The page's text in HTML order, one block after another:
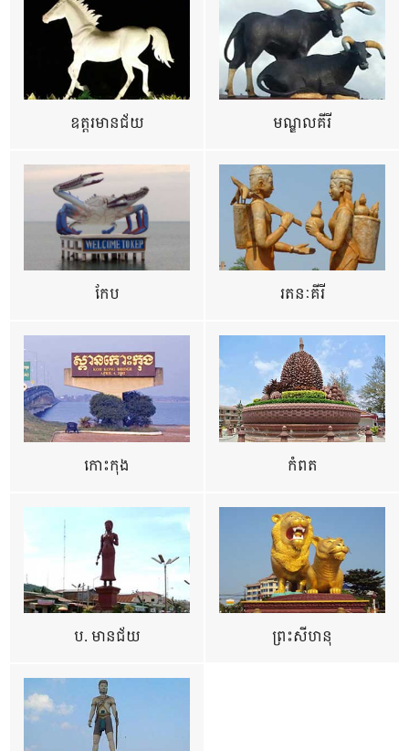
ឧត្ដរមានជ័យ មណ្ឌលគីរី
កែប រតនៈគីរី
កោះកុង កំពត
ប. មានជ័យ ព្រះសីហនុ